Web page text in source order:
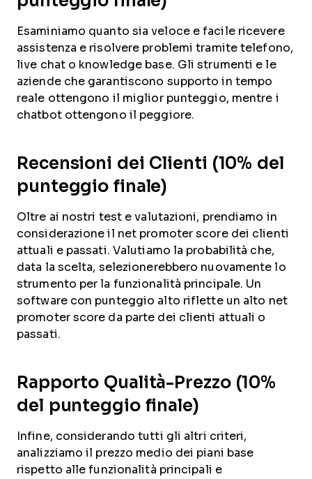
Esaminiamo quanto sia veloce e facile ricevere
assistenza e risolvere problemi tramite telefono,
live chat o knowledge base. Gli strumenti e le
aziende che garantiscono supporto in tempo
reale ottengono il miglior punteggio, mentre i
chatbot ottengono il peggiore.
Recensioni dei Clienti (10% del
punteggio finale)
Oltre ai nostri test e valutazioni, prendiamo in
considerazione il net promoter score dei clienti
attuali e passati. Valutiamo la probabilità che,
data la scelta, selezionerebbero nuovamente lo
strumento per la funzionalità principale. Un
software con punteggio alto riflette un alto net
promoter score da parte dei clienti attuali o
passati.
Rapporto Qualità-Prezzo (10%
del punteggio finale)
Infine, considerando tutti gli altri criteri,
analizziamo il prezzo medio dei piani base
rispetto alle funzionalità principali e